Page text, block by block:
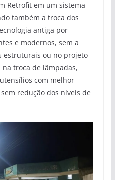
Retrofit em um sistema
também a troca dos
antiga por
e modernos, sem a
estruturais ou no projeto
troca de lâmpadas,
com melhor
redução dos níveis de